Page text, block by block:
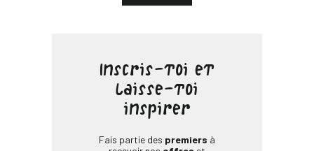
Inscris-toi et
laisse-toi
inspirer
Fais partie des premiers à